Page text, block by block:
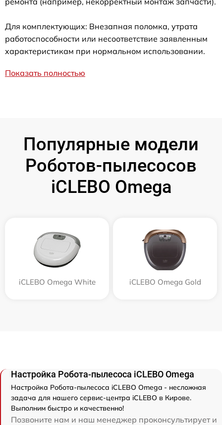
Для комплектующих: Внезапная поломка, утрата
работоспособности или несоответствие заявленным
характеристикам при нормальном использовании.
Показать полностью
Популярные модели
Роботов-пылесосов
iCLEBO Omega
iCLEBO Omega White iCLEBO Omega Gold
Настройка Робота-пылесоса iCLEBO Omega
Настройка Робота-пылесоса iCLEBO Omega - несложная
задача для нашего сервис-центра iCLEBO в Кирове.
Выполним быстро и качественно!
Позвоните нам и наш менеджер проконсультирует и